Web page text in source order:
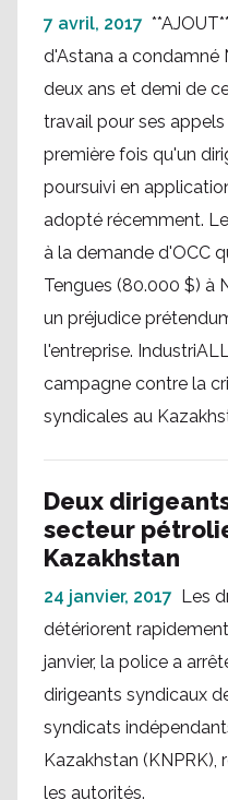
7 avril, 2017
d'Astana a condamné
deux ans et demi de
travail pour ses
première fois qu'un
poursuivi en
adopté récemment.
à la demande d'OCC
Tengues (80.000 $) à
un préjudice
l'entreprise.
campagne contre la
syndicales au
Deux
secteur
Kazakhstan
24 janvier, 2017 Les
détériorent
janvier, la police a
dirigeants syndicaux
syndicats
Kazakhstan
les autorités.